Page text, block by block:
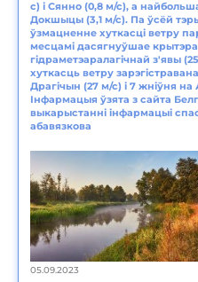
с) і Сянно (0,8 м/с), а
Докшыцы (3,1 м/с). Па ўсёй
ўзмацненне хуткасці ветру
месцамі дасягнуўшае
гідраметэаралагічнай з'явы
хуткасць ветру
Драгічын (27 м/с) і 7 жніўня
Інфармацыя ўзята з сайта
выкарыстанні інфармацыі
абавязкова
05.09.2023